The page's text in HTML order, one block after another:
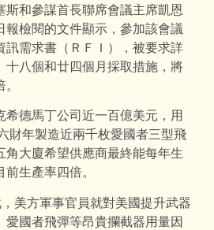
斯和參謀首長聯席會議主席凱恩
報檢閱的文件顯示，參加該會議
訊需求書（ＲＦＩ），被要求詳
十八個和廿四個月採取措施，將
希德馬丁公司近一百億美元，用
財年製造近兩千枚愛國者三型飛
角大廈希望供應商最終能每年生
生產率四倍。
美方軍事官員就對美國提升武器
愛國者飛彈等昂貴攔截器用量因